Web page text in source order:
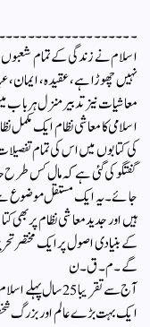
اسلام نے زندگی کے تمام شعبوں
نہیں چھوڑا ہے ، عقیدہ ،
معاشیات نیز تدبیر منزل ہر باب
اسلامی کا معاشی نظام ایک
کی کتابوں میں اس کی تمام
گفتگو کی گئی ہے کہ مال کس
جائے ۔ یہ ایک مستقل موضوع ہے ،
ہیں اور جدید معاشی نظام پر بھی
کے بنیادی اصول پر ایک مختصر
گے ۔ م۔ ق ۔ن
آج سے تقریبا 25
ایک بہت بڑے عالم اور بزرگ